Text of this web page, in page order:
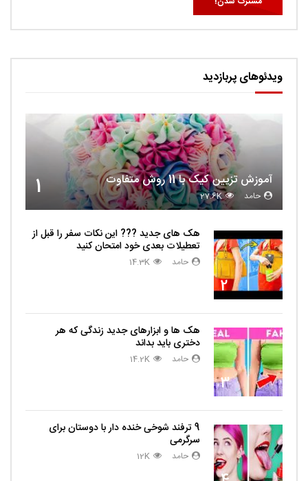
ویدئوهای پربازدید
1 آموزش تزیین کیک با 11 روش متفاوت
حامد 27.6K
2
هک های جدید ??️? این نکات سفر را قبل از
تعطیلات بعدی خود امتحان کنید
حامد 14.3K
3
هک ها و ابزارهای جدید زندگی که هر
دختری باید بداند
حامد 14.2K
9 ترفند شوخی خنده دار با دوستان برای
سرگرمی
حامد 12K